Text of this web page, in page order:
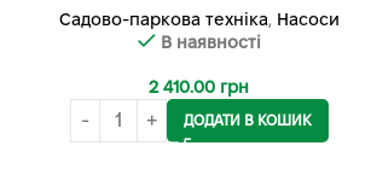
Садово-паркова техніка, Насоси
В наявності
2 410.00 грн
ДОДАТИ В КОШИК